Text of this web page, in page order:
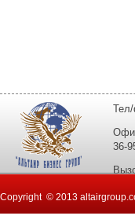
Тел/
36-
Copyright © 2013